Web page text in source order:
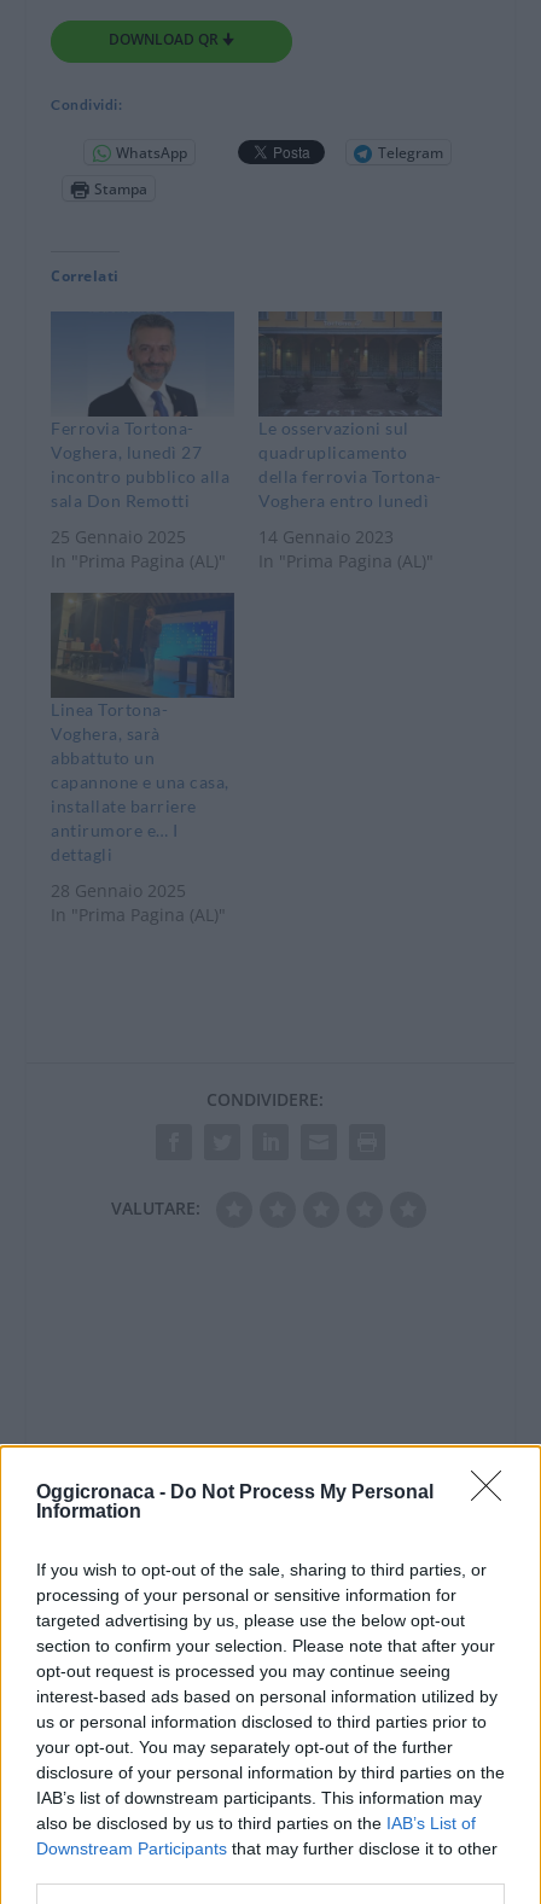
Oggicronaca - Do Not Process My Personal
Information
If you wish to opt-out of the sale, sharing to third parties, or
processing of your personal or sensitive information for
targeted advertising by us, please use the below opt-out
section to confirm your selection. Please note that after your
opt-out request is processed you may continue seeing
interest-based ads based on personal information utilized by
us or personal information disclosed to third parties prior to
your opt-out. You may separately opt-out of the further
disclosure of your personal information by third parties on the
IAB’s list of downstream participants. This information may
also be disclosed by us to third parties on the IAB’s List of
Downstream Participants that may further disclose it to other
DOWNLOAD QR 🠋
Condividi:
WhatsApp
Telegram
Stampa
Correlati
Ferrovia Tortona-
Voghera, lunedì 27
incontro pubblico alla
sala Don Remotti
25 Gennaio 2025
In "Prima Pagina (AL)"
Le osservazioni sul
quadruplicamento
della ferrovia Tortona-
Voghera entro lunedì
14 Gennaio 2023
In "Prima Pagina (AL)"
Linea Tortona-
Voghera, sarà
abbattuto un
capannone e una casa,
installate barriere
antirumore e… I
dettagli
28 Gennaio 2025
In "Prima Pagina (AL)"
CONDIVIDERE:
VALUTARE: